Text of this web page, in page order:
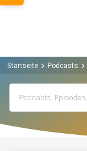
Startseite Podcasts